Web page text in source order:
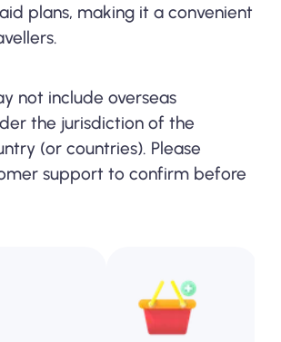
plans, making it a convenient
not include overseas
the jurisdiction of the
(or countries). Please
support to confirm before